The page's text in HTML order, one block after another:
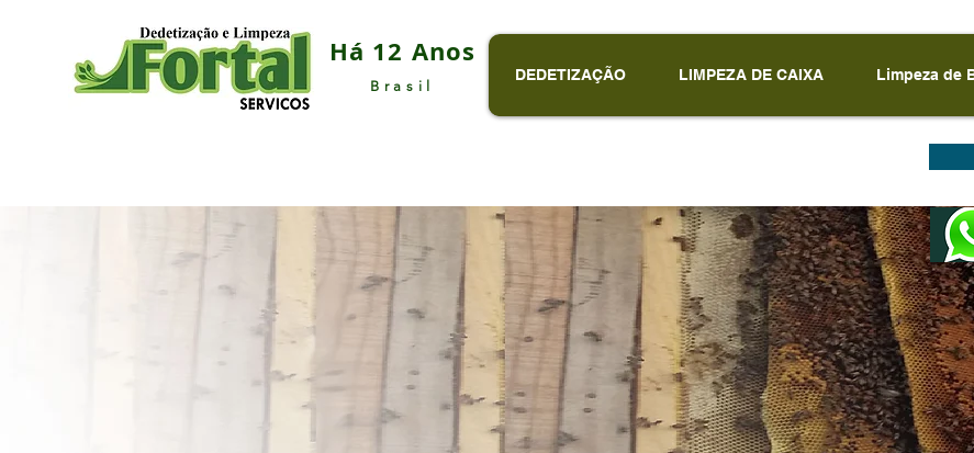
DEDETIZAÇÃO LIMPEZA DE CAIXA Limpeza de
Há 12 Anos
Brasil